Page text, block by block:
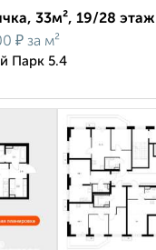
33м², 19/28 этаж
₽ за м²
Парк 5.4